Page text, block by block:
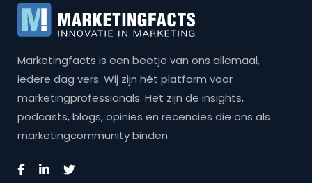
Marketingfacts is een beetje van ons allemaal,
iedere dag vers. Wij zijn hét platform voor
marketingprofessionals. Het zijn de insights,
podcasts, blogs, opinies en recencies die ons als
marketingcommunity binden.